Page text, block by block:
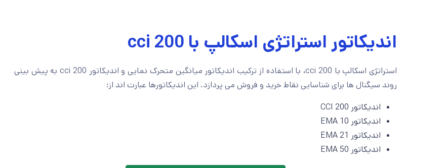
اندیکاتور استراتژی اسکالپ با cci 200
استراتژی اسکالپ با cci 200 ، با استفاده از ترکیب اندیکاتور میانگین متحرک نمایی و اندیکاتور cci 200
به پیش بینی
روند سیگنال ها برای شناسایی نقاط خرید و فروش می پردازد. این اندیکاتورها عبارت اند از:
اندیکاتور CCI 200
اندیکاتور EMA 10
اندیکاتور EMA 21
اندیکاتور EMA 50